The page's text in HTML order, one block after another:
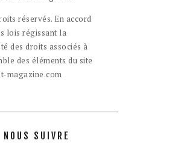
réservés. En accord
lois régissant la
des droits associés à
des éléments du site
magazine.com
NOUS SUIVRE